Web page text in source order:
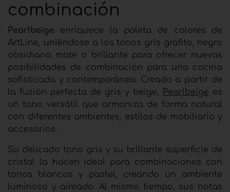
combinación
Pearlbeige enriquece la paleta de colores de
ArtLine, uniéndose a los tonos gris grafito, negro
obsidiana mate o brillante para ofrecer nuevas
posibilidades de combinación para una cocina
sofisticada y contemporánea. Creado a partir de
la fusión perfecta de gris y beige,
Pearlbeige es
un tono versátil que armoniza de forma natural
con diferentes ambientes, estilos de mobiliario y
accesorios.
Su delicado tono gris y su brillante superficie de
cristal la hacen ideal para combinaciones con
tonos blancos y pastel, creando un ambiente
luminoso y aireado. Al mismo tiempo, sus notas